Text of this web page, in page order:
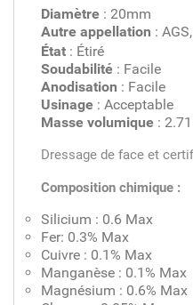
Diamètre : 20mm
Autre appellation :
État : Étiré
Soudabilité : Facile
Anodisation : Facile
Usinage : Acceptable
Masse volumique :
Dressage de face et
Composition chimique :
Silicium : 0.6 Max
Fer: 0.3% Max
Cuivre : 0.1% Max
Manganèse : 0.1% Max
Magnésium : 0.6% Max